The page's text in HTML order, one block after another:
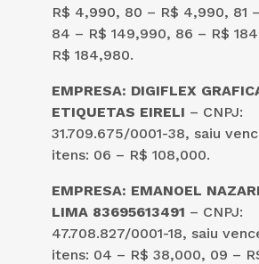
R$ 4,990, 80 – R$ 4,990, 81
84 – R$ 149,990, 86 – R$
R$ 184,980.
EMPRESA: DIGIFLEX
ETIQUETAS EIRELI – CNPJ:
31.709.675/0001-38, saiu
itens: 06 – R$ 108,000.
EMPRESA: EMANOEL
LIMA 83695613491 – CNPJ:
47.708.827/0001-18, saiu
itens: 04 – R$ 38,000, 09 –